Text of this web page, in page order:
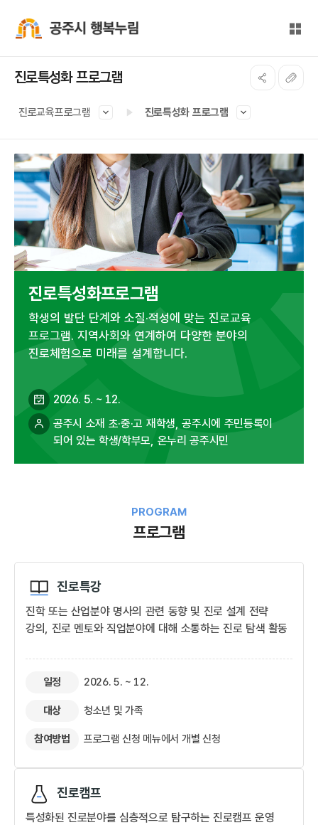
전체
진로특성화 프로그램
진로교육프로그램 진로특성화 프로그램
진로특성화프로그램
학생의 발단 단계와 소질·적성에 맞는 진로교육
프로그램. 지역사회와 연계하여 다양한 분야의
진로체험으로 미래를 설계합니다.
2026. 5. ~ 12.
공주시 소재 초·중·고 재학생, 공주시에 주민등록이
되어 있는 학생/학부모, 온누리 공주시민
PROGRAM
프로그램
진로특강
진학 또는 산업분야 명사의 관련 동향 및 진로 설계 전략
강의, 진로 멘토와 직업분야에 대해 소통하는 진로 탐색 활동​
일정 2026. 5. ~ 12.
대상 청소년 및 가족
참여방법 프로그램 신청 메뉴에서 개별 신청​
진로캠프
특성화된 진로분야를 심층적으로 탐구하는 진로캠프 운영